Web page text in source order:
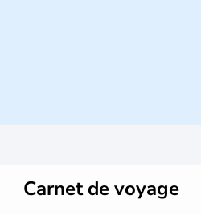
Carnet de voyage